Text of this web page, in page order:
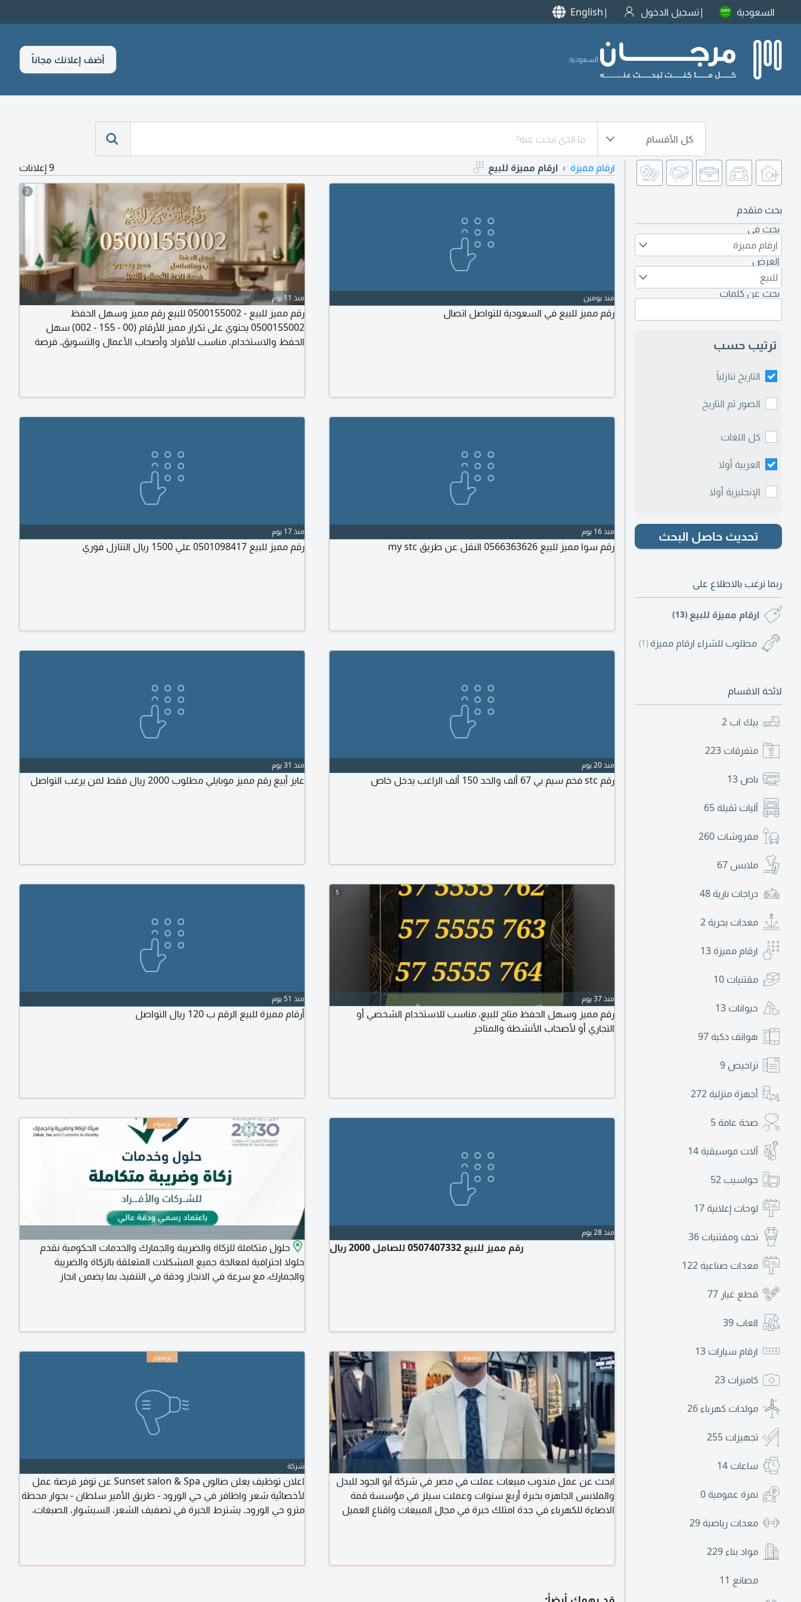
السعودية تسجيل الدخول English
السعودية أضف إعلانك مجاناً
كل الأقسام
بحث متقدم
بحث في
ارقام مميزة
العرض
للبيع
بحث عن كلمات
ترتيب حسب
التاريخ تنازلياً
الصور ثم التاريخ
كل اللغات
العربية أولا
الإنجليزية أولا
تحديث حاصل البحث
ربما ترغب بالاطلاع على
ارقام مميزة للبيع (13)
مطلوب للشراء ارقام مميزة (1)
لائحة الاقسام
بيك اب 2
متفرقات 223
باص 13
آليات ثقيلة 65
مفروشات 260
ملابس 67
دراجات نارية 48
معدات بحرية 2
ارقام مميزة 13
مقتنيات 10
حيوانات 13
هواتف ذكية 97
تراخيص 9
أجهزة منزلية 272
صحة عامة 5
آلات موسيقية 14
حواسيب 52
لوحات إعلانية 17
تحف ومقتنيات 36
معدات صناعية 122
قطع غيار 77
العاب 39
ارقام سيارات 13
كاميرات 23
مولدات كهرباء 26
تجهيزات 255
ساعات 14
نمرة عمومية 0
معدات رياضية 29
مواد بناء 229
مصانع 11
ارقام مميزة ارقام مميزة للبيع 9 إعلانات
منذ يومين
رقم مميز للبيع في السعودية للتواصل اتصال
2
منذ 11 يوم
رقم مميز للبيع - 0500155002 للبيع رقم مميز وسهل الحفظ
0500155002 يحتوي على تكرار مميز للأرقام (00 - 155 - 002) سهل
الحفظ والاستخدام. مناسب للأفراد وأصحاب الأعمال والتسويق. فرصة
منذ 16 يوم
رقم سوا مميز للبيع 0566363626 النقل عن طريق my stc
منذ 17 يوم
رقم مميز للبيع 0501098417 علي 1500 ريال التنازل فوري
منذ 20 يوم
رقم stc فخم سيم بي 67 ألف والحد 150 ألف الراغب يدخل خاص
منذ 31 يوم
عايز أبيع رقم مميز موبايلي مطلوب 2000 ريال فقط لمن يرغب التواصل
5
منذ 37 يوم
رقم مميز وسهل الحفظ متاح للبيع، مناسب للاستخدام الشخصي أو
التجاري أو لأصحاب الأنشطة والمتاجر
منذ 51 يوم
أرقام مميزة للبيع الرقم ب 120 ريال التواصل
منذ 28 يوم
رقم مميز للبيع 0507407332 للصامل 2000 ريال
حلول متكاملة للزكاة والضريبة والجمارك والخدمات الحكومية نقدم
حلولا احترافية لمعالجة جميع المشكلات المتعلقة بالزكاة والضريبة
والجمارك، مع سرعة في الانجاز ودقة في التنفيذ، بما يضمن انجاز
ابحث عن عمل مندوب مبيعات عملت في مصر في شركة أبو الجود للبدل
والملابس الجاهزه بخبرة أربع سنوات وعملت سيلز في مؤسسة قمة
الاضاءة للكهرباء في جدة امتلك خبرة في مجال المبيعات واقناع العميل
شركة
اعلان توظيف يعلن صالون Sunset salon & Spa عن توفر فرصة عمل
لأخصائية شعر واظافر في حي الورود - طريق الأمير سلطان - بجوار محطة
مترو حي الورود. يشترط الخبرة في تصفيف الشعر، السيشوار، الصبغات،